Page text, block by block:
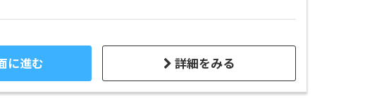
詳細をみる
に進む